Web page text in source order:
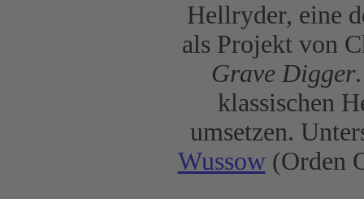
Hellryder, eine
als Projekt von
Grave Digger
klassischen
umsetzen.
Wussow(Orden